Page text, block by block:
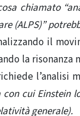
chiamato
(ALPS)”
il
la risonanza
l’analisi
con cui Einstein
generale).